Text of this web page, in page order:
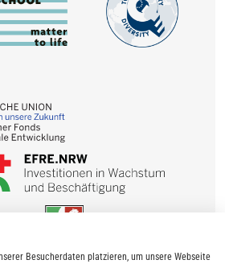
Besucherdaten platzieren, um unsere Webseite